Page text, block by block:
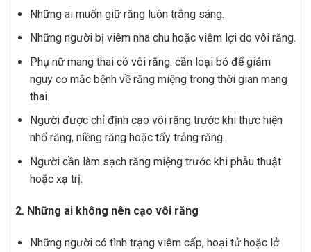
Những ai muốn giữ răng luôn trắng sáng.
Những người bị viêm nha chu hoặc viêm lợi do vôi răng.
Phụ nữ mang thai có vôi răng: cần loại bỏ để giảm
nguy cơ mắc bệnh về răng miệng trong thời gian mang
thai.
Người được chỉ định cạo vôi răng trước khi thực hiện
nhổ răng, niềng răng hoặc tẩy trắng răng.
Người cần làm sạch răng miệng trước khi phẫu thuật
hoặc xạ trị.
2. Những ai không nên cạo vôi răng
Những người có tình trạng viêm cấp, hoại tử hoặc lở